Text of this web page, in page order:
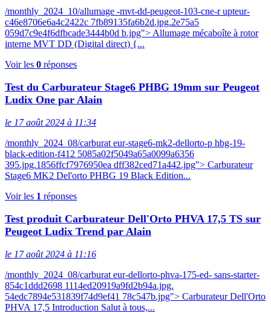
/monthly_2024_10/allumage -mvt-dd-peugeot-103-cne-r upteur-
c46e8706e6a4c2422c 7fb89135fa6b2d.jpg.2e75a5
059d7c9e4f6dfbcade3444b0d b.jpg"> Allumage mécaboîte à rotor
interne MVT DD (Digital direct) {...
Voir les 0 réponses
Test du Carburateur Stage6 PHBG 19mm sur Peugeot
Ludix One par Alain
le 17 août 2024 à 11:34
/monthly_2024_08/carburat eur-stage6-mk2-dellorto-p hbg-19-
black-edition-f412 5085a02f5049a65a0099a6356
395.jpg.1856ffcf7976950ea dff382ced71a442.jpg"> Carburateur
Stage6 MK2 Del'orto PHBG 19 Black Edition...
Voir les 1 réponses
Test produit Carburateur Dell'Orto PHVA 17,5 TS sur
Peugeot Ludix Trend par Alain
le 17 août 2024 à 11:16
/monthly_2024_08/carburat eur-dellorto-phva-175-ed- sans-starter-
854c1ddd2698 1114ed20919a9fd2b94a.jpg.
54edc7894e531839f74d9ef41 78c547b.jpg"> Carburateur Dell'Orto
PHVA 17,5 Introduction Salut à tous,...